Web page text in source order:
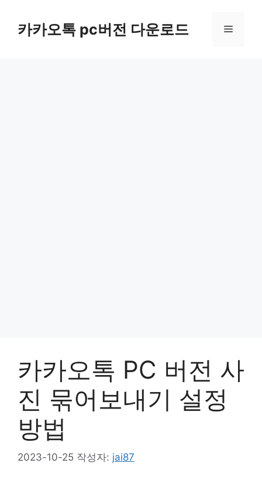
카카오톡 pc버전 다운로드 메
카카오톡 PC 버전 사
진 묶어보내기 설정
방법
2023-10-25 작성자: jai87